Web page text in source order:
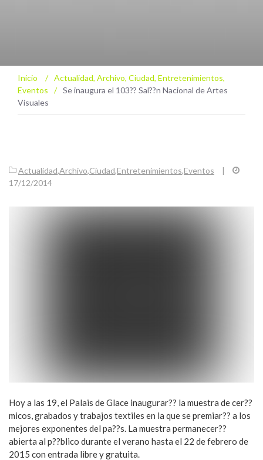
Inicio / Actualidad, Archivo, Ciudad, Entretenimientos,
Eventos
/ Se inaugura el 103?? Sal??n Nacional de Artes
Visuales
Actualidad,Archivo,Ciudad,Entretenimientos,Eventos
|
17/12/2014
Hoy a las 19, el Palais de Glace inaugurar?? la muestra de cer??
micos, grabados y trabajos textiles en la que se premiar?? a los
mejores exponentes del pa??s. La muestra permanecer??
abierta al p??blico durante el verano hasta el 22 de febrero de
2015 con entrada libre y gratuita.